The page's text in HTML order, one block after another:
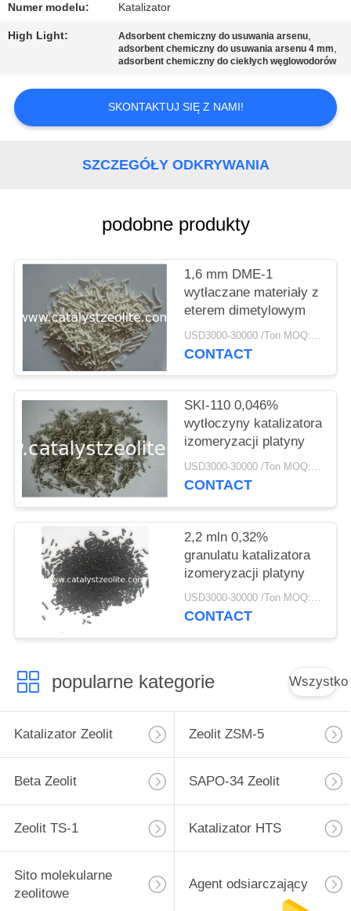
NAMI
AKTUALNOŚCI
SPRAWY
SITEMAP
Numer modelu: Katalizator
High Light: Adsorbent chemiczny do usuwania arsenu,
adsorbent chemiczny do usuwania arsenu 4 mm,
adsorbent chemiczny do ciekłych węglowodorów
SKONTAKTUJ SIĘ Z NAMI!
SZCZEGÓŁY ODKRYWANIA
podobne produkty
1,6 mm DME-1
wytłaczane materiały z
eterem dimetylowym
USD3000-30000 /Ton MOQ:1 KG
CONTACT
SKI-110 0,046%
wytłoczyny katalizatora
izomeryzacji platyny
USD3000-30000 /Ton MOQ:1 KG
CONTACT
2,2 mln 0,32%
granulatu katalizatora
izomeryzacji platyny
USD3000-30000 /Ton MOQ:1 KG
CONTACT
popularne kategorie Wszystko
Katalizator Zeolit Zeolit ​​ZSM-5
Beta Zeolit SAPO-34 Zeolit
Zeolit ​​TS-1 Katalizator HTS
Sito molekularne
zeolitowe
Agent odsiarczający